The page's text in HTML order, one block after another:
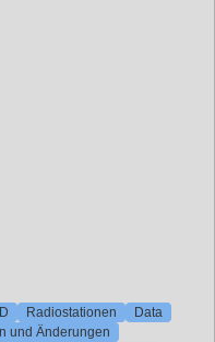
Radiostationen
Data
und Änderungen